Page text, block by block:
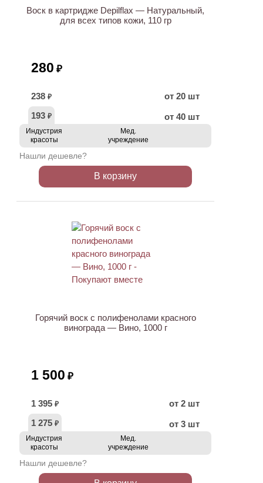
Воск в картридже Depilflax — Натуральный,
для всех типов кожи, 110 гр
280 ₽
238 ₽
от 20 шт
193 ₽ от 40 шт
Индустрия
красоты
Мед.
учреждение
Нашли дешевле?
В корзину
Горячий воск с полифенолами красного
винограда — Вино, 1000 г
1 500 ₽
1 395 ₽
от 2 шт
1 275 ₽ от 3 шт
Индустрия
красоты
Мед.
учреждение
Нашли дешевле?